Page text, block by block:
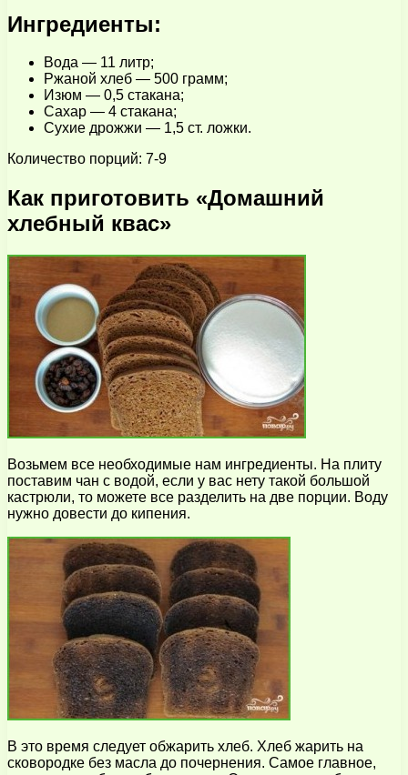
Ингредиенты:
Вода — 11 литр;
Ржаной хлеб — 500 грамм;
Изюм — 0,5 стакана;
Сахар — 4 стакана;
Сухие дрожжи — 1,5 ст. ложки.
Количество порций: 7-9
Как приготовить «Домашний
хлебный квас»
Возьмем все необходимые нам ингредиенты. На плиту
поставим чан с водой, если у вас нету такой большой
кастрюли, то можете все разделить на две порции. Воду
нужно довести до кипения.
В это время следует обжарить хлеб. Хлеб жарить на
сковородке без масла до почернения. Самое главное,